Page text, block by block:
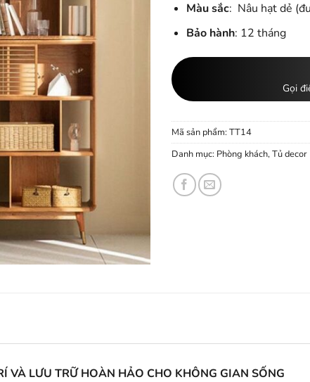
Màu sắc: Nâu hạt dẻ
Bảo hành: 12 tháng
Gọi
Mã sản phẩm: TT14
Danh mục: Phòng khách,Tủ decor
VÀ LƯU TRỮ HOÀN HẢO CHO KHÔNG GIAN SỐNG